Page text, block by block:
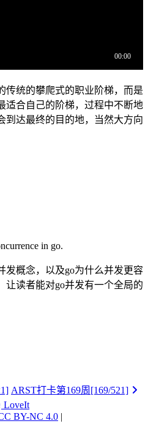
传统的攀爬式的职业阶梯，而是
适合自己的阶梯，过程中不断地
到达最终的目的地，当然大方向
in go.
发概念，以及go为什么并发更容
让读者能对go并发有一个全局的
ARST打卡第169周[169/521]
LoveIt
BY-NC 4.0 |